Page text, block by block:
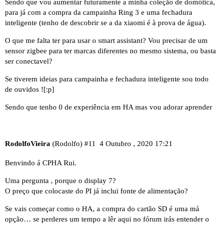
Sendo que vou aumentar futuramente a minha coleção de domótica,
para já com a compra da campainha Ring 3 e uma fechadura
inteligente (tenho de descobrir se a da xiaomi é à prova de água).
O que me falta ter para usar o smart assistant? Vou precisar de um
sensor zigbee para ter marcas diferentes no mesmo sistema, ou basta
ser conectavel?
Se tiverem ideias para campainha e fechadura inteligente sou todo
de ouvidos ![:p]
Sendo que tenho 0 de experiência em HA mas vou adorar aprender
RodolfoVieira (Rodolfo) 4 Outubro , 2020 17:21
#11
Benvindo á CPHA Rui.
Uma pergunta , porque o display 7?
O preço que colocaste do PI já inclui fonte de alimentação?
Se vais começar como o HA, a compra do cartão SD é uma má
opção… se perderes um tempo a lêr aqui no fórum irás entender o